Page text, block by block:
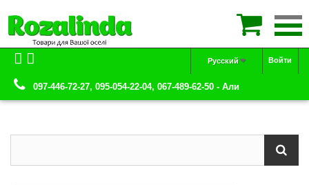
Войти
Русский
097-446-72-27, 095-054-22-04, 067-489-62-50 - Али
